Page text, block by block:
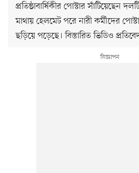
প্রতিষ্ঠাবার্ষিকীর পোস্টার সাঁটিয়েছেন
মাথায় হেলমেট পরে নারী কর্মীদের
ছড়িয়ে পড়েছে। বিস্তারিত ভিডিও